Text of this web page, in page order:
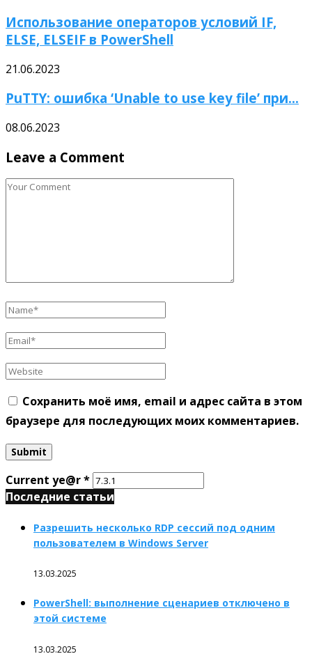
Использование операторов условий IF,
ELSE, ELSEIF в PowerShell
21.06.2023
PuTTY: ошибка ‘Unable to use key file’ при...
08.06.2023
Leave a Comment
Сохранить моё имя, email и адрес сайта в этом
браузере для последующих моих комментариев.
Current ye@r*
Последние статьи
Разрешить несколько RDP сессий под одним
пользователем в Windows Server
13.03.2025
PowerShell: выполнение сценариев отключено в
этой системе
13.03.2025